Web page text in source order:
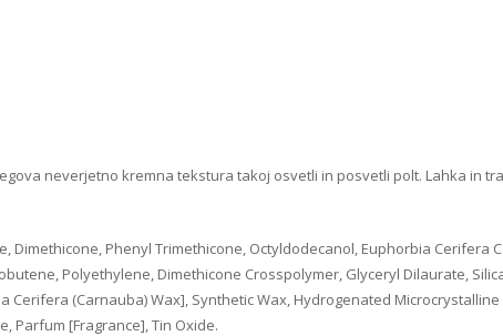
neverjetno kremna tekstura takoj osvetli in posvetli polt. Lahka in
Dimethicone, Phenyl Trimethicone, Octyldodecanol, Euphorbia Cerifera
Polyethylene, Dimethicone Crosspolymer, Glyceryl Dilaurate,
Cerifera (Carnauba) Wax], Synthetic Wax, Hydrogenated
Parfum [Fragrance], Tin Oxide.